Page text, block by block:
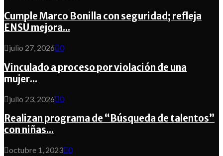
Cumple Marco Bonilla con seguridad; refleja
ENSU mejora...
julio 27, 2026 0
Vinculado a proceso por violación de una
mujer...
julio 23, 2026 0
Realizan programa de “Búsqueda de talentos”
con niñas...
octubre 1, 2023 0